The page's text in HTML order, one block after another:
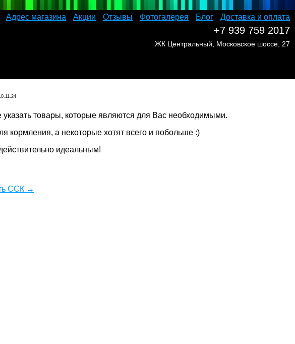
Адрес магазина Акции Отзывы Фотогалерея Блог Доставка и оплата
кормления, а некоторые хотят всего и побольше :)
идеальным!
ССК →
+7 939 759 2017
ЖК Центральный, Московское шоссе, 27